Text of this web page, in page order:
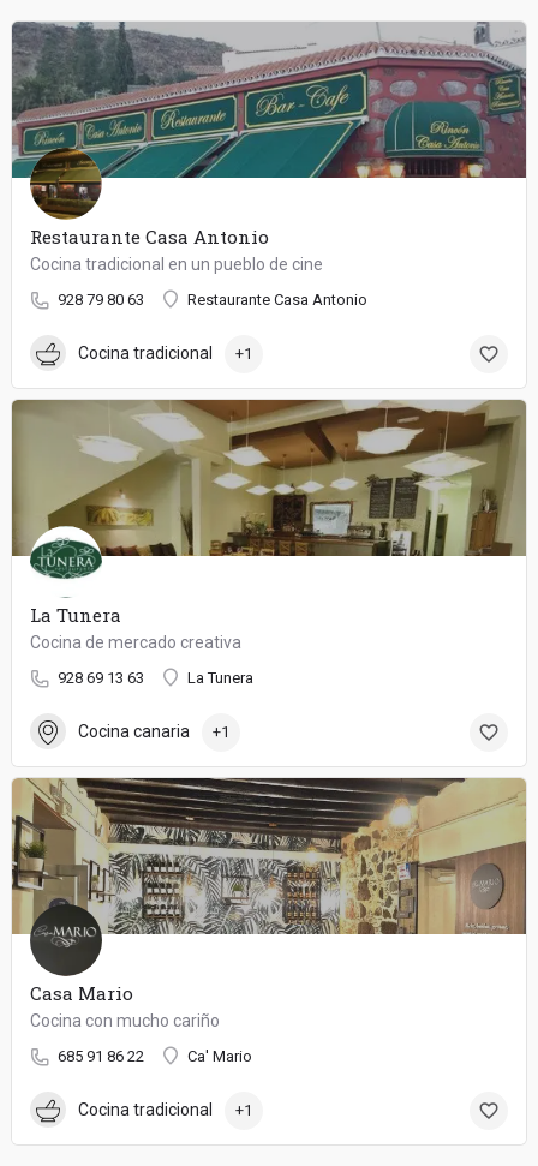
Restaurante Casa Antonio
Cocina tradicional en un pueblo de cine
928 79 80 63 Restaurante Casa Antonio
Cocina tradicional +1
La Tunera
Cocina de mercado creativa
928 69 13 63 La Tunera
Cocina canaria +1
Casa Mario
Cocina con mucho cariño
685 91 86 22 Ca' Mario
Cocina tradicional +1